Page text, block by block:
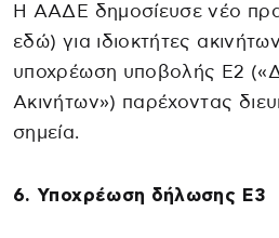
Η ΑΑΔΕ δημοσίευσε νέο
εδώ) για ιδιοκτήτες
υποχρέωση υποβολής Ε2
Ακινήτων») παρέχοντας
σημεία.
6. Υποχρέωση δήλωσης Ε3